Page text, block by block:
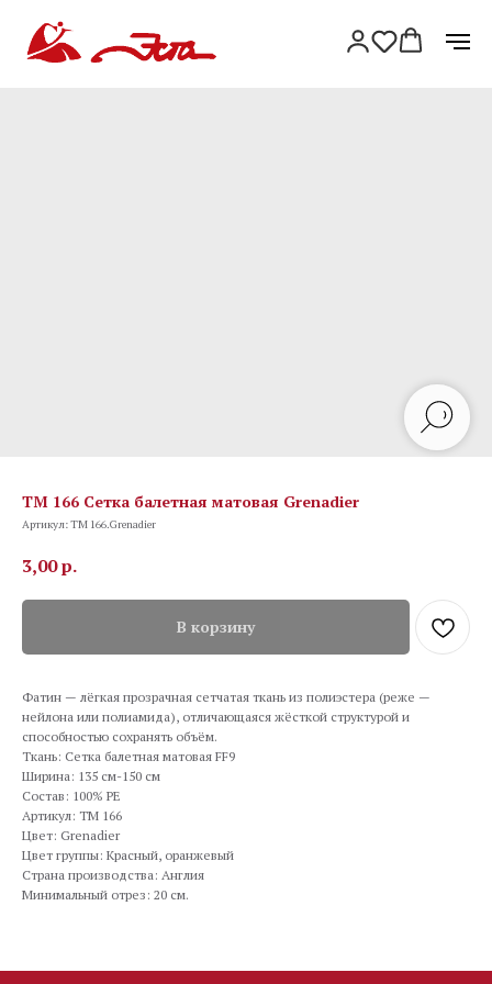
TM 166 Сетка балетная матовая Grenadier
Артикул:TM 166.Grenadier
3,00р.
В корзину
Фатин — лёгкая прозрачная сетчатая ткань из полиэстера (реже —
нейлона или полиамида), отличающаяся жёсткой структурой и
способностью сохранять объём.
Ткань: Сетка балетная матовая FF9
Ширина: 135 см-150 см
Состав: 100% PE
Артикул: TM 166
Цвет: Grenadier
Цвет группы: Красный, оранжевый
Страна производства: Англия
Минимальный отрез: 20 см.